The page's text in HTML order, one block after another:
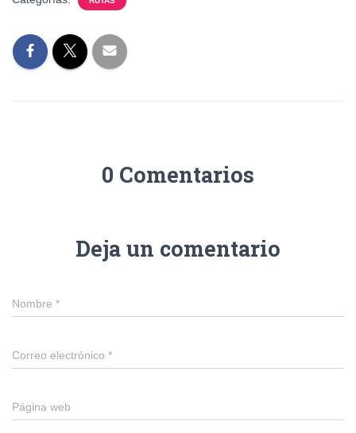
0 Comentarios
Deja un comentario
Nombre *
Correo electrónico *
Página web